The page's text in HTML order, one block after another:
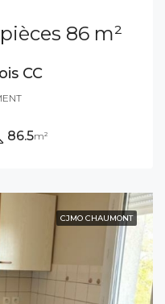
86 m²
CC
86.5m²
CJMO CHAUMONT